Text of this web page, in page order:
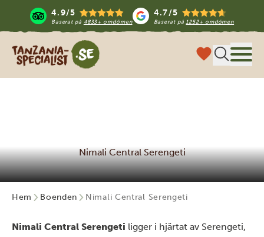
4.9/5
Baserat på 4833+ omdömen
4.7/5
Baserat på1252+ omdömen
Tanzania Specialist
Nimali Central Serengeti
Hem Boenden Nimali Central Serengeti
Nimali Central Serengeti ligger i hjärtat av Serengeti,